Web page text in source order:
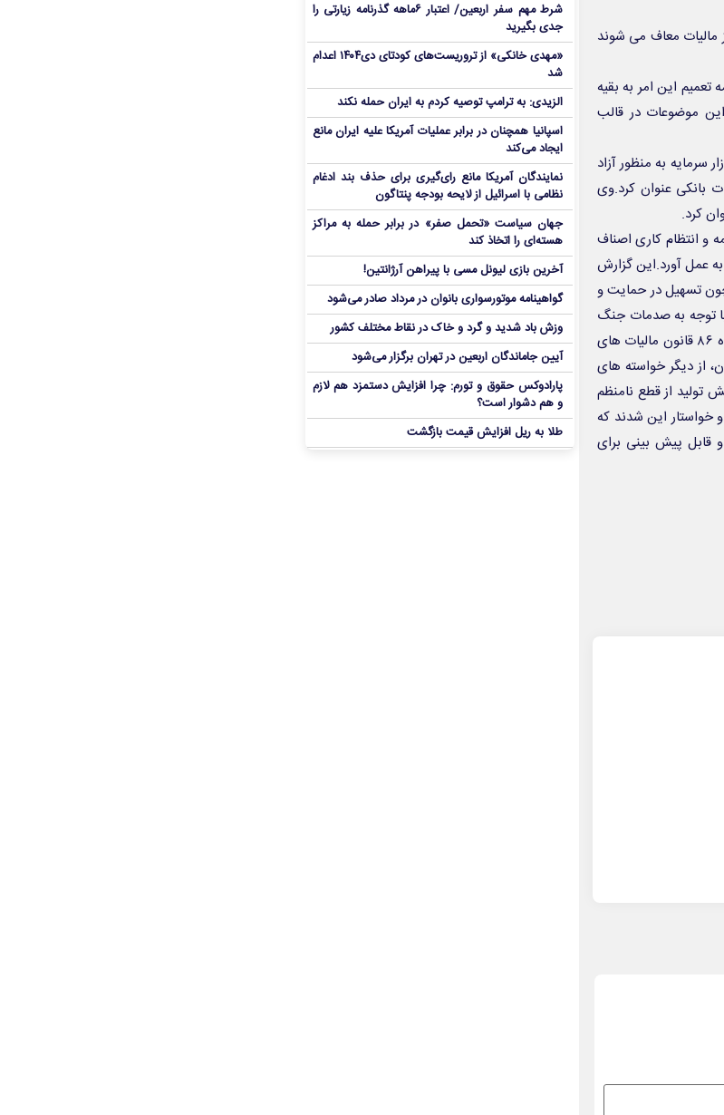
مالیات معاف می شوند
این امر به بقیه
موضوعات در قالب
سرمایه به منظور آزاد
بانکی عنوان کرد.وی
کرد.
و انتظام کاری اصناف
عمل آورد.این گزارش
تسهیل در حمایت و
توجه به صدمات جنگ
۱۲ روزه و اهتمام جدی دولت به موضوع تثبیت قیمت ارز شدند.اجرای کامل تبصره ۲ ماده ۸۶ قانون مالیات های
از دیگر خواسته های
از قطع نامنظم
خواستار این شدند که
پیش بینی برای
شرط مهم سفر اربعین/ اعتبار ۶ماهه گذرنامه زیارتی را
جدی بگیرید
«مهدی خانکی» از تروریست‌های کودتای دی۱۴۰۴ اعدام
شد
الزیدی: به ترامپ توصیه کردم به ایران حمله نکند
اسپانیا همچنان در برابر عملیات آمریکا علیه ایران مانع
ایجاد می‌کند
نمایندگان آمریکا مانع رای‌گیری برای حذف بند ادغام
نظامی با اسرائیل از لایحه بودجه پنتاگون
جهان سیاست «تحمل صفر» در برابر حمله به مراکز
هسته‌ای را اتخاذ کند
آخرین بازی لیونل مسی با پیراهن آرژانتین!
گواهینامه موتورسواری بانوان در مرداد صادر می‌شود
وزش باد شدید و گرد و خاک در نقاط مختلف کشور
آیین جاماندگان اربعین در تهران برگزار می‌شود
پارادوکس حقوق و تورم: چرا افزایش دستمزد هم لازم
و هم دشوار است؟
طلا به ریل افزایش قیمت بازگشت